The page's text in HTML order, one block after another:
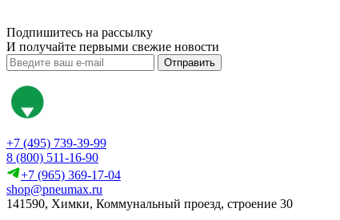
Подпишитесь на рассылку
И получайте первыми свежие новости
Отправить
+7 (495) 739-39-99
8 (800) 511-16-90
+7 (965) 369-17-04
shop@pneumax.ru
141590, Химки, Коммунальный проезд, строение 30